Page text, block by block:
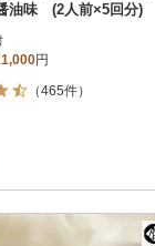
油味 (2人前×5回分)
円
（465件）